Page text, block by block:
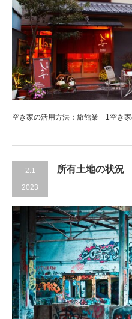
空き家の活用方法：旅館業 1空き
2.1
2023
所有土地の状